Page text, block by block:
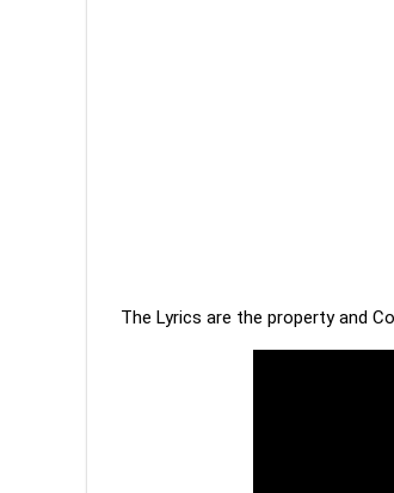
The Lyrics are the property and